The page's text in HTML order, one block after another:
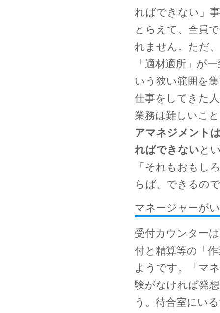
ればできない」
とらえて、全員
れません。ただ
「適材適所」が
いう狭い範囲を
仕事をしてきた
業務は難しいこ
アマネジメント
ればできないと
「それもおもし
らば、できるの
マネージャーが
受付カウンター
付と精算等の「
ようです。「マ
験がなければ発
う。待合室にい